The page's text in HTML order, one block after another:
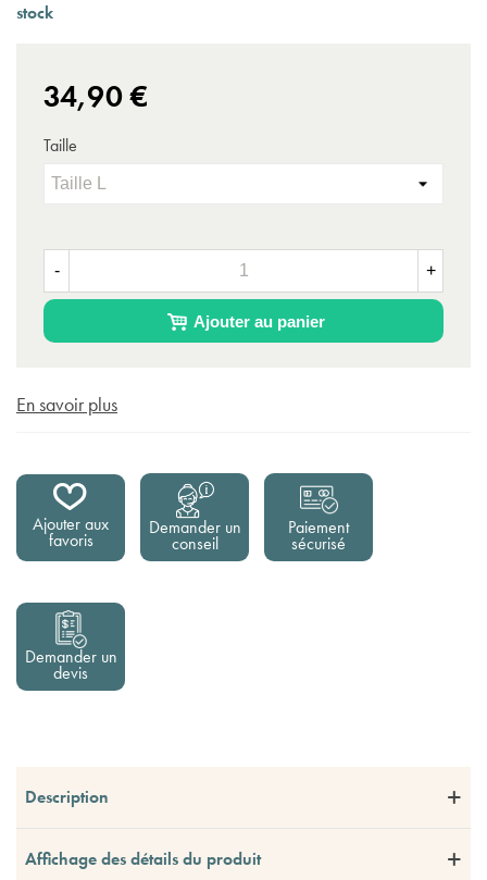
stock
34,90 €
- +
Ajouter au panier
Taille
En savoir plus
Ajouter aux
favoris
Demander un
conseil
Paiement
sécurisé
Demander un
devis
Description
Affichage des détails du produit